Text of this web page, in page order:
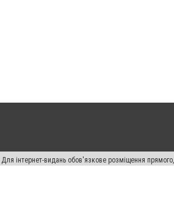
інтернет-видань обов'язкове розміщення